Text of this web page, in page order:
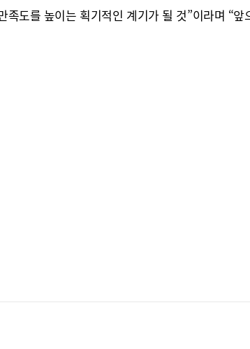
도를 높이는 획기적인 계기가 될 것”이라며 “